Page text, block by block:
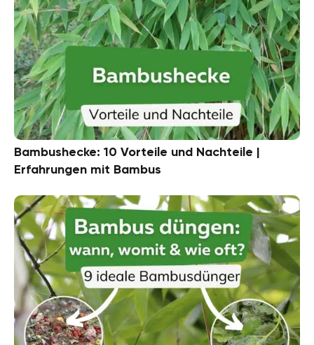
Bambushecke: 10 Vorteile und Nachteile |
Erfahrungen mit Bambus